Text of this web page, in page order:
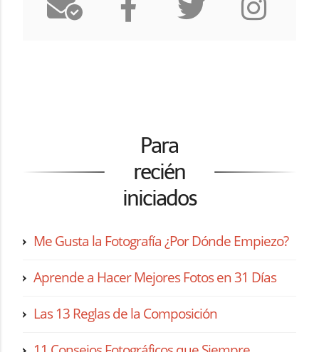
Para
recién
iniciados
Me Gusta la Fotografía ¿Por Dónde Empiezo?
Aprende a Hacer Mejores Fotos en 31 Días
Las 13 Reglas de la Composición